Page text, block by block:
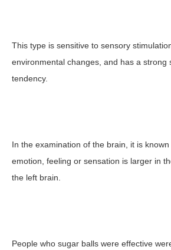
This type is sensitive to sensory
environmental changes, and has a strong
tendency.
In the examination of the brain, it is
emotion, feeling or sensation is larger in
the left brain.
People who sugar balls were effective